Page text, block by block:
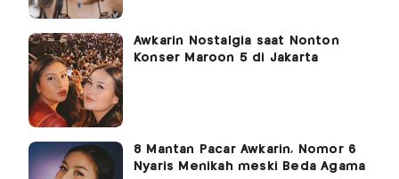
Awkarin Nostalgia saat Nonton
Konser Maroon 5 di Jakarta
8 Mantan Pacar Awkarin, Nomor 6
Nyaris Menikah meski Beda Agama